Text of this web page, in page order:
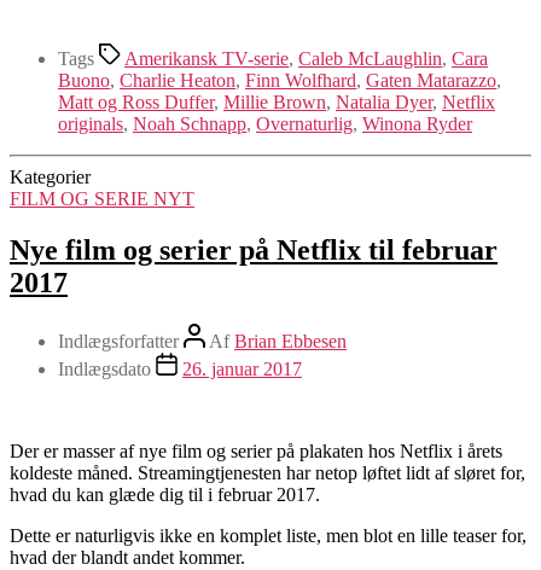
Tags Amerikansk TV-serie, Caleb McLaughlin, Cara
Buono, Charlie Heaton, Finn Wolfhard, Gaten Matarazzo,
Matt og Ross Duffer, Millie Brown, Natalia Dyer, Netflix
originals, Noah Schnapp, Overnaturlig, Winona Ryder
Kategorier
FILM OG SERIE NYT
Nye film og serier på Netflix til februar
2017
Indlægsforfatter AfBrian Ebbesen
Indlægsdato
26. januar 2017
Der er masser af nye film og serier på plakaten hos Netflix i årets
koldeste måned. Streamingtjenesten har netop løftet lidt af sløret for,
hvad du kan glæde dig til i februar 2017.
Dette er naturligvis ikke en komplet liste, men blot en lille teaser for,
hvad der blandt andet kommer.